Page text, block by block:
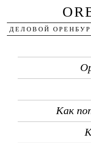
ДЕЛОВОЙ
Как